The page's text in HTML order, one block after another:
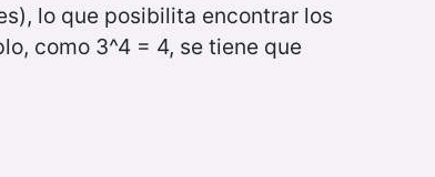
lo que posibilita encontrar los
como 3^4 = 4, se tiene que